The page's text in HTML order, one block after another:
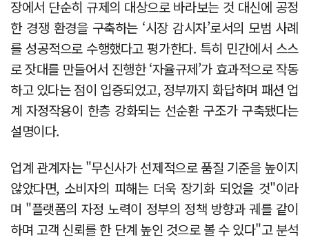
장에서 단순히 규제의 대상으로 바라보는 것 대신에 공정
한 경쟁 환경을 구축하는 ‘시장 감시자’로서의 모범 사례
를 성공적으로 수행했다고 평가한다. 특히 민간에서 스스
로 잣대를 만들어서 진행한 ‘자율규제’가 효과적으로 작동
하고 있다는 점이 입증되었고, 정부까지 화답하며 패션 업
계 자정작용이 한층 강화되는 선순환 구조가 구축됐다는
설명이다.
업계 관계자는 "무신사가 선제적으로 품질 기준을 높이지
않았다면, 소비자의 피해는 더욱 장기화 되었을 것"이라
며 "플랫폼의 자정 노력이 정부의 정책 방향과 궤를 같이
하며 고객 신뢰를 한 단계 높인 것으로 볼 수 있다"고 분석